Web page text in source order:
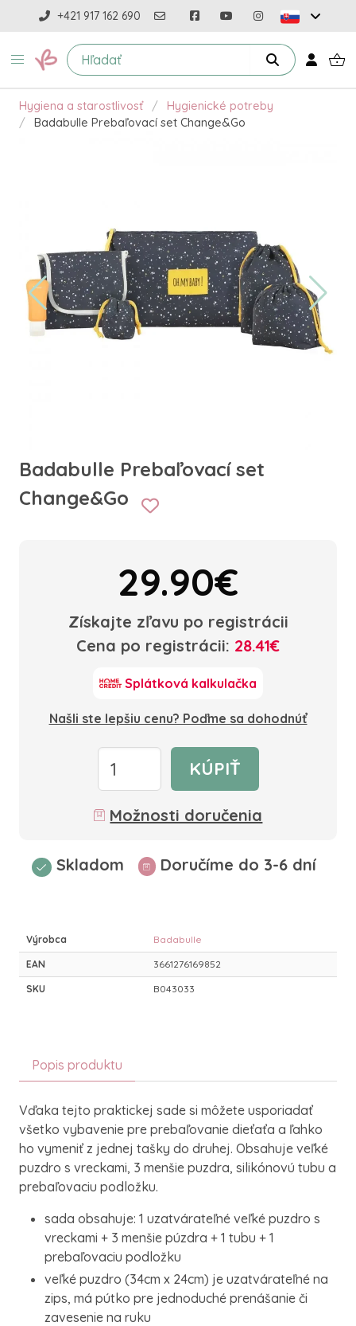
+421 917 162 690
Hygiena a starostlivosť
Hygienické potreby
Badabulle Prebaľovací set Change&Go
Badabulle Prebaľovací set
Change&Go
29.90€
Získajte zľavu po registrácii
Cena po registrácii: 28.41€
Splátková kalkulačka
Našli ste lepšiu cenu? Poďme sa dohodnúť
KÚPIŤ
Možnosti doručenia
Skladom Doručíme do 3-6 dní
Výrobca Badabulle
EAN 3661276169852
SKU B043033
Popis produktu
Vďaka tejto praktickej sade si môžete usporiadať
všetko vybavenie pre prebaľovanie dieťaťa a ľahko
ho vymeniť z jednej tašky do druhej. Obsahuje veľké
puzdro s vreckami, 3 menšie puzdra, silikónovú tubu a
prebaľovaciu podložku.
sada obsahuje: 1 uzatvárateľné veľké puzdro s
vreckami + 3 menšie púzdra + 1 tubu + 1
prebaľovaciu podložku
veľké puzdro (34cm x 24cm) je uzatvárateľné na
zips, má pútko pre jednoduché prenášanie či
zavesenie na ruku